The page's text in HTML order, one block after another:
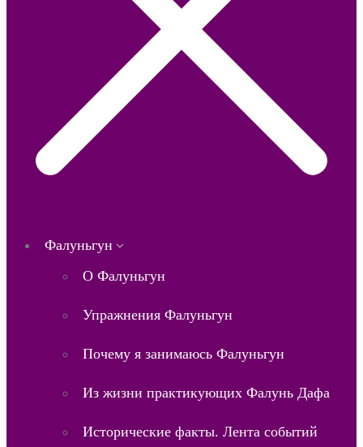
Фалуньгун
О Фалуньгун
Упражнения Фалуньгун
Почему я занимаюсь Фалуньгун
Из жизни практикующих Фалунь Дафа
Исторические факты. Лента событий